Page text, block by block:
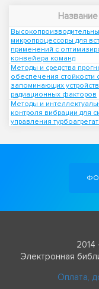
микропроцессоры для
применений с
конвейера команд
Методы и средства
обеспечения стойкости
запоминающих
радиационных факторов
Методы и
контроля вибрации для
управления
Электронная
Оплата,